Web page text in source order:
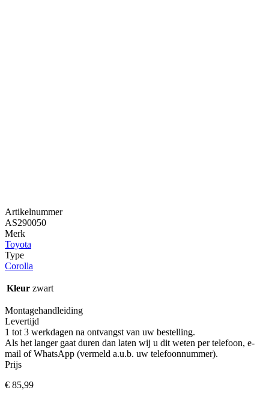
Artikelnummer
AS290050
Merk
Toyota
Type
Corolla
Kleur zwart
Montagehandleiding
Levertijd
1 tot 3 werkdagen na ontvangst van uw bestelling.
Als het langer gaat duren dan laten wij u dit weten per telefoon, e-
mail of WhatsApp (vermeld a.u.b. uw telefoonnummer).
Prijs
€ 85,99